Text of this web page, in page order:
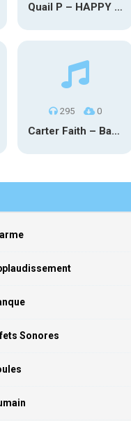
Quail P – HAPPY TEARS
295 0
Carter Faith – Bar Star Vevo
Sonores